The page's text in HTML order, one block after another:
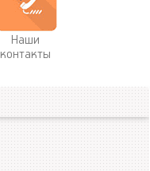
Наши
контакты